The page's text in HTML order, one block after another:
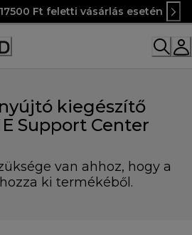
Ft feletti vásárlás esetén
kiegészítő
Support Center
van ahhoz, hogy a
ki termékéből.